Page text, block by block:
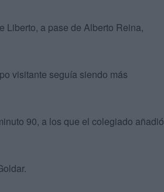
Liberto, a pase de Alberto Reina,
visitante seguía siendo más
90, a los que el colegiado añadió